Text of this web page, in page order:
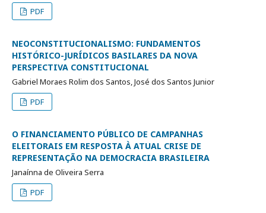
PDF
NEOCONSTITUCIONALISMO: FUNDAMENTOS
HISTÓRICO-JURÍDICOS BASILARES DA NOVA
PERSPECTIVA CONSTITUCIONAL
Gabriel Moraes Rolim dos Santos, José dos Santos Junior
PDF
O FINANCIAMENTO PÚBLICO DE CAMPANHAS
ELEITORAIS EM RESPOSTA À ATUAL CRISE DE
REPRESENTAÇÃO NA DEMOCRACIA BRASILEIRA
Janaínna de Oliveira Serra
PDF